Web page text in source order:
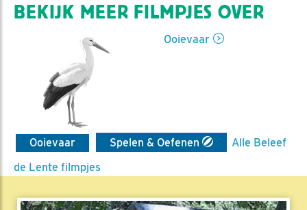
BEKIJK MEER FILMPJES OVER
Ooievaar
Ooievaar Spelen & Oefenen
Alle Beleef
de Lente filmpjes